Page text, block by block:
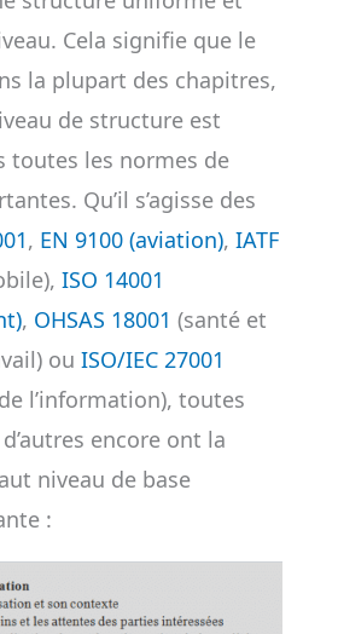
Cela signifie que le
la plupart des chapitres,
de structure est
toutes les normes de
Qu’il s’agisse des
, EN 9100 (aviation), IATF
ISO 14001
, OHSAS 18001 (santé et
ou ISO/IEC 27001
l’information), toutes
encore ont la
niveau de base
: